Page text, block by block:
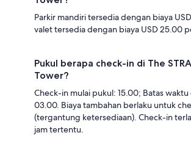
Parkir mandiri tersedia dengan biaya
valet tersedia dengan biaya USD 25.00
Pukul berapa check-in di The
Tower?
Check-in mulai pukul: 15.00; Batas
03.00. Biaya tambahan berlaku untuk
(tergantung ketersediaan). Check-in
jam tertentu.